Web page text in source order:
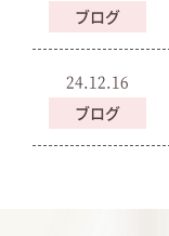
ブログ
24.12.16
ブログ